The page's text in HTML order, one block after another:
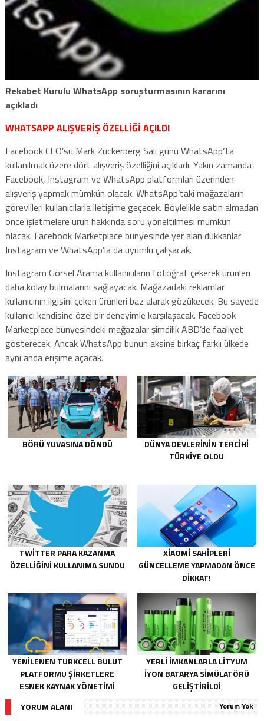
Rekabet Kurulu WhatsApp soruşturmasının kararını
açıkladı
WHATSAPP ALIŞVERİŞ ÖZELLİĞİ AÇILDI
Facebook CEO’su Mark Zuckerberg Salı günü WhatsApp‘ta
kullanılmak üzere dört alışveriş özelliğini açıkladı. Yakın zamanda
Facebook, Instagram ve WhatsApp platformları üzerinden
alışveriş yapmak mümkün olacak. WhatsApp’taki mağazaların
görevlileri kullanıcılarla iletişime geçecek. Böylelikle satın almadan
önce işletmelere ürün hakkında soru yöneltilmesi mümkün
olacak. Facebook Marketplace bünyesinde yer alan dükkanlar
Instagram ve WhatsApp’la da uyumlu çalışacak.
Instagram Görsel Arama kullanıcıların fotoğraf çekerek ürünleri
daha kolay bulmalarını sağlayacak. Mağazadaki reklamlar
kullanıcının ilgisini çeken ürünleri baz alarak gözükecek. Bu sayede
kullanıcı kendisine özel bir deneyimle karşılaşacak. Facebook
Marketplace bünyesindeki mağazalar şimdilik ABD’de faaliyet
gösterecek. Ancak WhatsApp bunun aksine birkaç farklı ülkede
aynı anda erişime açacak.
BÖRÜ YUVASINA DÖNDÜ
DÜNYA DEVLERININ TERCIHI
TÜRKIYE OLDU
TWITTER PARA KAZANMA
ÖZELLIĞINI KULLANIMA SUNDU
XIAOMI SAHIPLERI
GÜNCELLEME YAPMADAN ÖNCE
DIKKAT!
YENILENEN TURKCELL BULUT
PLATFORMU ŞIRKETLERE
ESNEK KAYNAK YÖNETIMI
YERLI IMKANLARLA LITYUM
IYON BATARYA SIMÜLATÖRÜ
GELIŞTIRILDI
YORUM ALANI
Yorum Yok